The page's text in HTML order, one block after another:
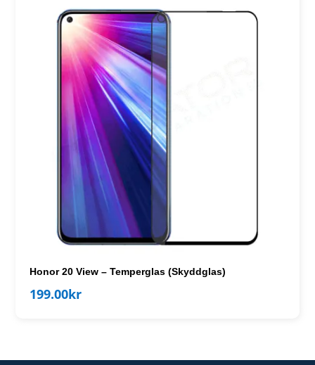
Honor 20 View – Temperglas (Skyddglas)
199.00kr